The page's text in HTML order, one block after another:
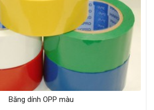
Băng dính OPP màu